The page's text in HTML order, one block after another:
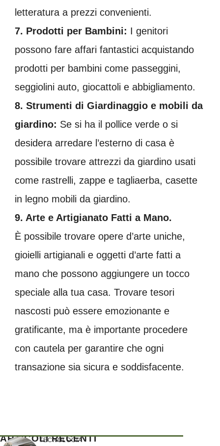
letteratura a prezzi convenienti.
7. Prodotti per Bambini: I genitori
possono fare affari fantastici acquistando
prodotti per bambini come passeggini,
seggiolini auto, giocattoli e abbigliamento.
8. Strumenti di Giardinaggio e mobili da
giardino: Se si ha il pollice verde o si
desidera arredare l’esterno di casa è
possibile trovare attrezzi da giardino usati
come rastrelli, zappe e tagliaerba, casette
in legno mobili da giardino.
9. Arte e Artigianato Fatti a Mano.
È possibile trovare opere d’arte uniche,
gioielli artigianali e oggetti d’arte fatti a
mano che possono aggiungere un tocco
speciale alla tua casa. Trovare tesori
nascosti può essere emozionante e
gratificante, ma è importante procedere
con cautela per garantire che ogni
transazione sia sicura e soddisfacente.
ARTICOLI RECENTI
TECNOLOGIA